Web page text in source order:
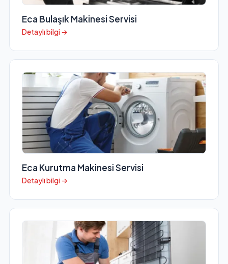
Eca Bulaşık Makinesi Servisi
Detaylı bilgi →
Eca Kurutma Makinesi Servisi
Detaylı bilgi →